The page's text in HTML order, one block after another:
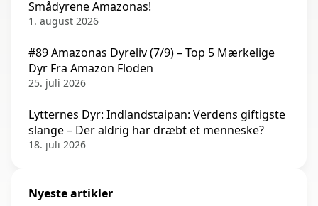
Smådyrene Amazonas!
1. august 2026
#89 Amazonas Dyreliv (7/9) – Top 5 Mærkelige
Dyr Fra Amazon Floden
25. juli 2026
Lytternes Dyr: Indlandstaipan: Verdens giftigste
slange – Der aldrig har dræbt et menneske?
18. juli 2026
Nyeste artikler